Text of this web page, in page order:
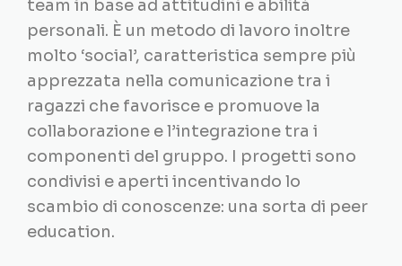
team in base ad attitudini e abilità
personali. È un metodo di lavoro inoltre
molto ‘social’, caratteristica sempre più
apprezzata nella comunicazione tra i
ragazzi che favorisce e promuove la
collaborazione e l’integrazione tra i
componenti del gruppo. I progetti sono
condivisi e aperti incentivando lo
scambio di conoscenze: una sorta di peer
education.